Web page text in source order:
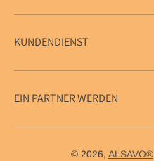
KUNDENDIENST
EIN PARTNER WERDEN
© 2026, ALSAVO®